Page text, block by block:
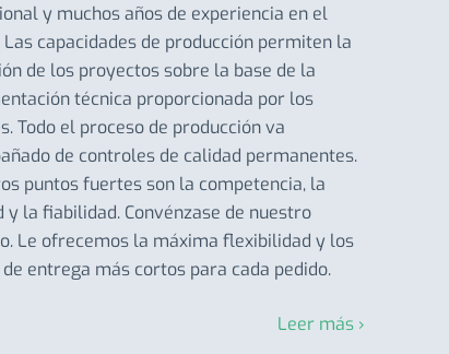
y muchos años de experiencia en el
Las capacidades de producción permiten la
de los proyectos sobre la base de la
técnica proporcionada por los
Todo el proceso de producción va
de controles de calidad permanentes.
puntos fuertes son la competencia, la
y la fiabilidad. Convénzase de nuestro
Le ofrecemos la máxima flexibilidad y los
entrega más cortos para cada pedido.
Leer más ›